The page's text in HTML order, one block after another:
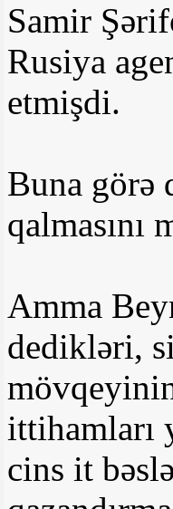
Samir
Rusiya
etmişdi.
Buna görə
qalmasını
Amma
dedikləri,
ittihamları
cins it